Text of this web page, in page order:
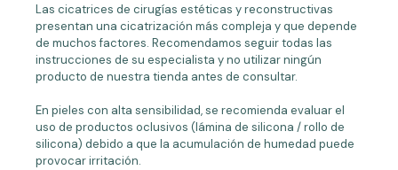
Las cicatrices de cirugías estéticas y reconstructivas
presentan una cicatrización más compleja y que depende
de muchos factores. Recomendamos seguir todas las
instrucciones de su especialista y no utilizar ningún
producto de nuestra tienda antes de consultar.
En pieles con alta sensibilidad, se recomienda evaluar el
uso de productos oclusivos (lámina de silicona / rollo de
silicona) debido a que la acumulación de humedad puede
provocar irritación.